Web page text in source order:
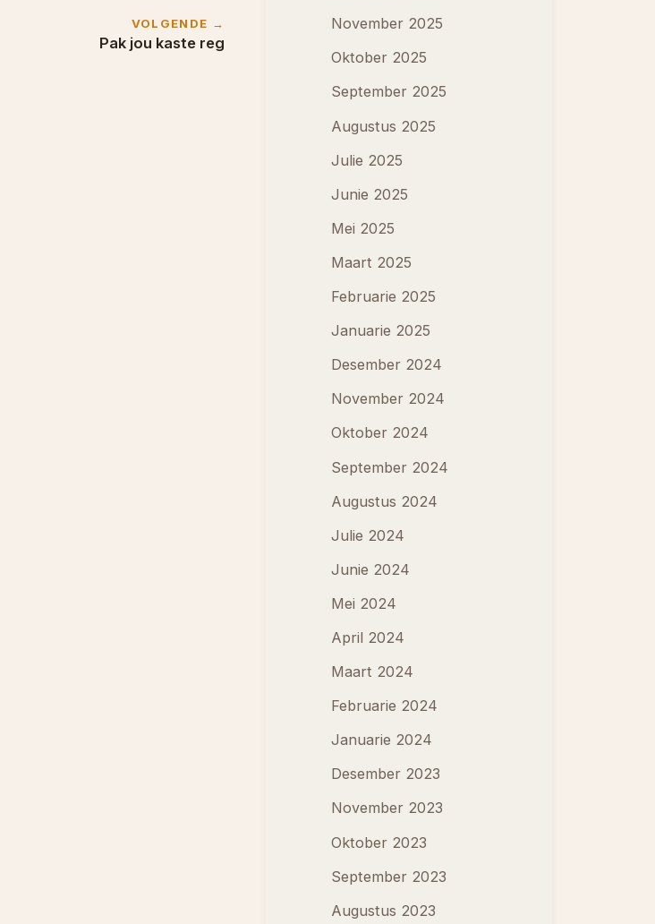
VOLGENDE →
Pak jou kaste reg
November 2025
Oktober 2025
September 2025
Augustus 2025
Julie 2025
Junie 2025
Mei 2025
Maart 2025
Februarie 2025
Januarie 2025
Desember 2024
November 2024
Oktober 2024
September 2024
Augustus 2024
Julie 2024
Junie 2024
Mei 2024
April 2024
Maart 2024
Februarie 2024
Januarie 2024
Desember 2023
November 2023
Oktober 2023
September 2023
Augustus 2023